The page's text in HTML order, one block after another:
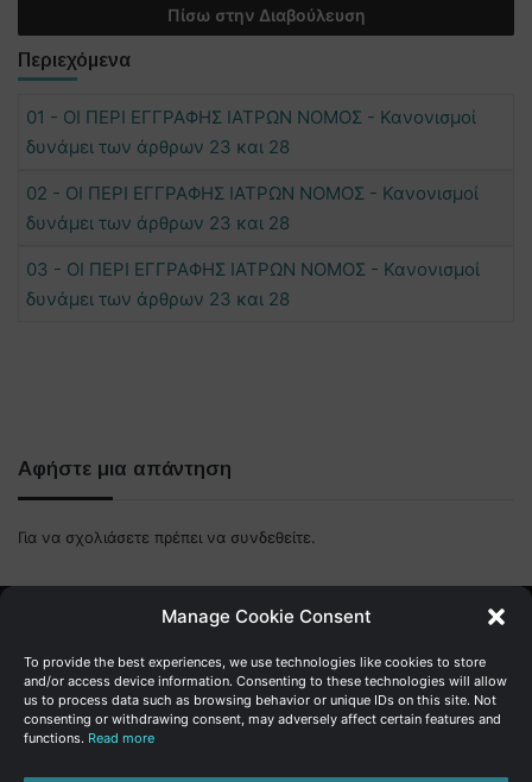
Manage Cookie Consent
To provide the best experiences, we use technologies like cookies to store
and/or access device information. Consenting to these technologies will allow
us to process data such as browsing behavior or unique IDs on this site. Not
consenting or withdrawing consent, may adversely affect certain features and
functions. Read more
Πίσω στην Διαβούλευση
Περιεχόμενα
01 - ΟΙ ΠΕΡΙ ΕΓΓΡΑΦΗΣ ΙΑΤΡΩΝ ΝΟΜΟΣ - Κανονισμοί
δυνάμει των άρθρων 23 και 28
02 - ΟΙ ΠΕΡΙ ΕΓΓΡΑΦΗΣ ΙΑΤΡΩΝ ΝΟΜΟΣ - Κανονισμοί
δυνάμει των άρθρων 23 και 28
03 - ΟΙ ΠΕΡΙ ΕΓΓΡΑΦΗΣ ΙΑΤΡΩΝ ΝΟΜΟΣ - Κανονισμοί
δυνάμει των άρθρων 23 και 28
Αφήστε μια απάντηση
Για να σχολιάσετε πρέπει να συνδεθείτε.
Γενική Διεύθυνση Ανάπτυξης
Υπουργείο Οικονομικών | Κυπριακή Δημοκρατία
Ιστ: